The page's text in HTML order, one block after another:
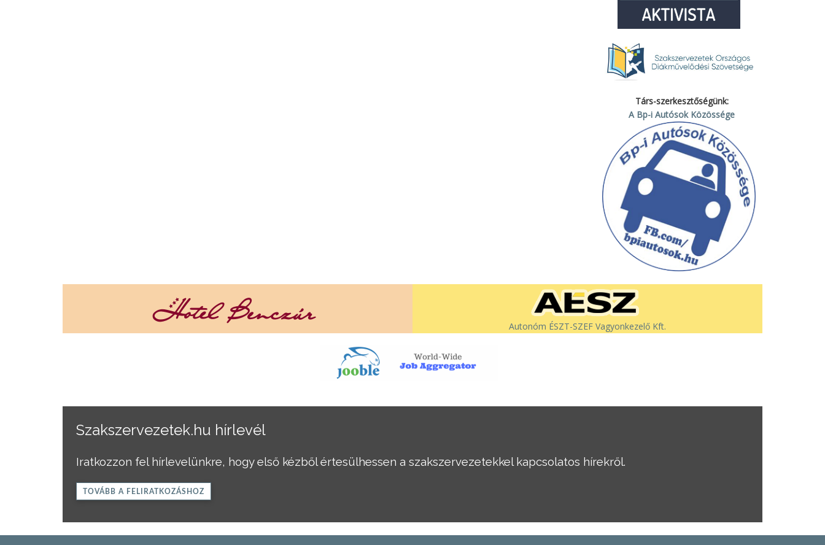
Társ-szerkesztőségünk:
A Bp-i Autósok Közössége
Autonóm ÉSZT-SZEF Vagyonkezelő Kft.
Szakszervezetek.hu hírlevél
Iratkozzon fel hírlevelünkre, hogy első kézből értesülhessen a szakszervezetekkel kapcsolatos hírekről.
TOVÁBB A FELIRATKOZÁSHOZ